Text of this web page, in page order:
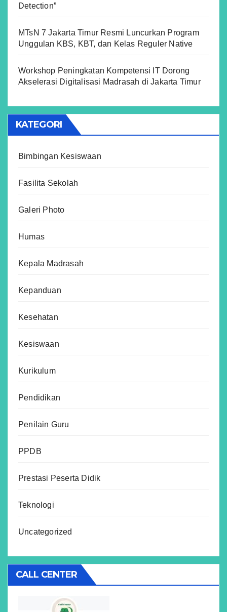
Detection”
MTsN 7 Jakarta Timur Resmi Luncurkan Program
Unggulan KBS, KBT, dan Kelas Reguler Native
Workshop Peningkatan Kompetensi IT Dorong
Akselerasi Digitalisasi Madrasah di Jakarta Timur
KATEGORI
Bimbingan Kesiswaan
Fasilita Sekolah
Galeri Photo
Humas
Kepala Madrasah
Kepanduan
Kesehatan
Kesiswaan
Kurikulum
Pendidikan
Penilain Guru
PPDB
Prestasi Peserta Didik
Teknologi
Uncategorized
CALL CENTER